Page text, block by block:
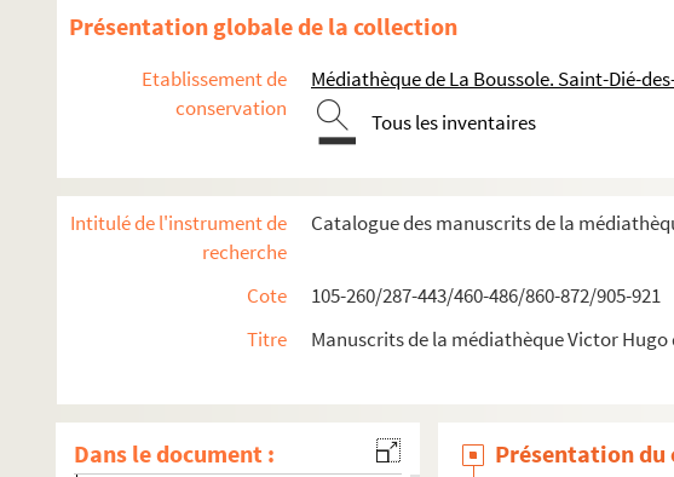
Présentation globale de la collection
Etablissement de
conservation
Médiathèque de La Boussole. Saint-Dié-
Tous les inventaires
Intitulé de l'instrument de
recherche
Catalogue des manuscrits de la
Cote
105-260/287-443/460-486/860-872/905-921
Titre
Manuscrits de la médiathèque Victor
Dans le document :
Six lettres du Comte Joseph de Clairon d’Haussonville
Quatre lettres de l’Amiral de Kerjegu
Une lettre de Emile Gigault de La Bedolliere
Une lettre de Charles Laforestier
Une lettre de Antonin Lefevre-Pontalis
Une lettre de Louis-Philippe à Sémélé
Une lettre de Mme de Maintenon
Présentation du